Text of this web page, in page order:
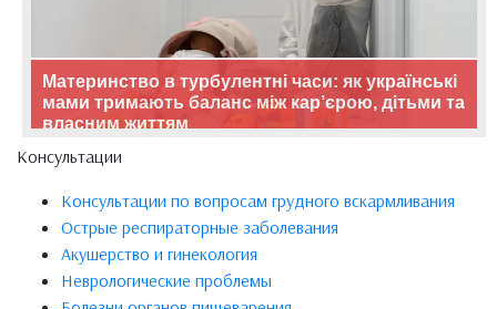
Материнство в турбулентні часи: як українські
мами тримають баланс між кар’єрою, дітьми та
власним життям
Консультации
Консультации по вопросам грудного вскармливания
Острые респираторные заболевания
Акушерство и гинекология
Неврологические проблемы